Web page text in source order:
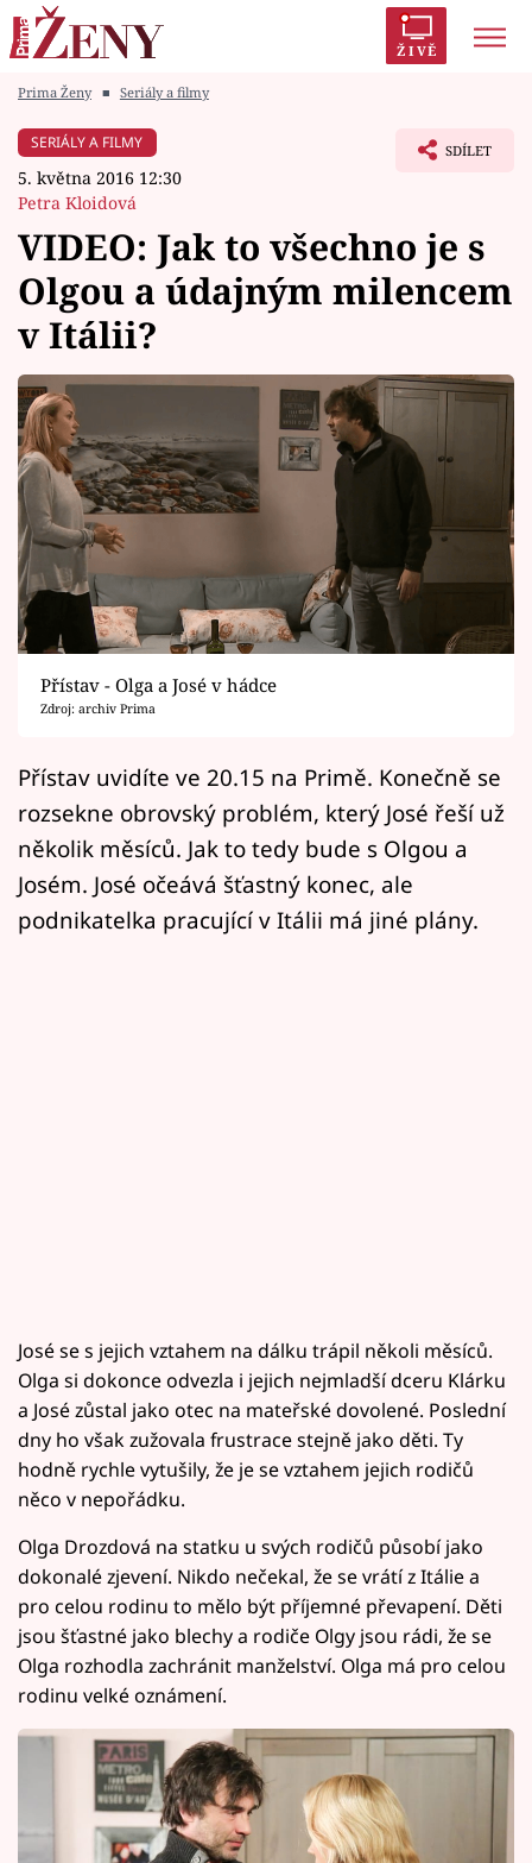
ŽIVĚ
Módní alarm
Témata
Celebrity
Vztahy
Seriály
Horoskopy
Sledujte prima+
Filmový festival Karlovy Vary
Pořady
Mámy sobě
Přihlášení
Sledujte nás
Prima Ženy ■ Seriály a filmy
SERIÁLY A FILMY
5. května 2016 12:30
Petra Kloidová
SDÍLET
VIDEO: Jak to všechno je s
Olgou a údajným milencem
v Itálii?
Přístav - Olga a José v hádce
Zdroj: archiv Prima
Přístav uvidíte ve 20.15 na Primě. Konečně se
rozsekne obrovský problém, který José řeší už
několik měsíců. Jak to tedy bude s Olgou a
Josém. José očeává šťastný konec, ale
podnikatelka pracující v Itálii má jiné plány.
José se s jejich vztahem na dálku trápil několi měsíců.
Olga si dokonce odvezla i jejich nejmladší dceru Klárku
a José zůstal jako otec na mateřské dovolené. Poslední
dny ho však zužovala frustrace stejně jako děti. Ty
hodně rychle vytušily, že je se vztahem jejich rodičů
něco v nepořádku.
Olga Drozdová na statku u svých rodičů působí jako
dokonalé zjevení. Nikdo nečekal, že se vrátí z Itálie a
pro celou rodinu to mělo být příjemné převapení. Děti
jsou šťastné jako blechy a rodiče Olgy jsou rádi, že se
Olga rozhodla zachránit manželství. Olga má pro celou
rodinu velké oznámení.